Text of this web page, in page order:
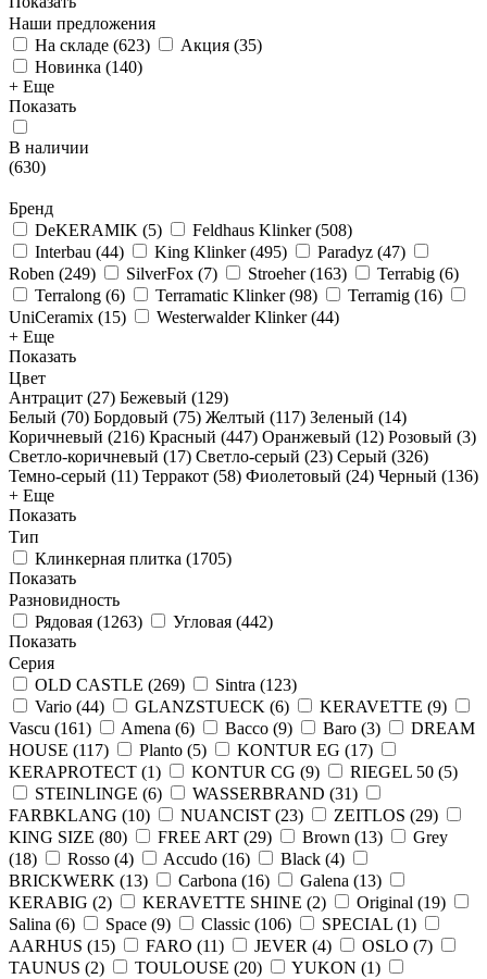
Наши предложения
На складе (623) Акция (35)
Новинка (140)
+ Еще
Показать
В наличии
(630)
Бренд
DeKERAMIK (5) Feldhaus Klinker(508)
Interbau (44) King Klinker(495) Paradyz (47)
Roben (249) SilverFox (7) Stroeher(163) Terrabig (6)
Terralong (6) Terramatic Klinker(98) Terramig (16)
UniCeramix (15) Westerwalder Klinker(44)
+ Еще
Показать
Цвет
Антрацит (27) Бежевый (129)
Белый (70) Бордовый (75) Желтый (117) Зеленый (14)
Коричневый (216) Красный (447) Оранжевый (12) Розовый (3)
Светло-коричневый (17) Светло-серый (23) Серый (326)
Темно-серый (11) Терракот (58) Фиолетовый (24) Черный (136)
+ Еще
Показать
Тип
Клинкерная плитка (1705)
Показать
Разновидность
Рядовая (1263) Угловая (442)
Показать
Серия
OLD CASTLE (269) Sintra (123)
Vario (44) GLANZSTUECK (6) KERAVETTE (9)
Vascu (161) Amena (6) Bacco (9) Baro (3)
DREAM
HOUSE (117) Planto (5) KONTUR EG (17)
KERAPROTECT (1) KONTUR СG (9) RIEGEL 50 (5)
STEINLINGE (6) WASSERBRAND (31)
FARBKLANG (10) NUANCIST (23) ZEITLOS (29)
KING SIZE (80) FREE ART (29) Brown (13)
Grey
(18) Rosso (4) Accudo (16) Black (4)
BRICKWERK (13) Carbona (16) Galena (13)
KERABIG (2) KERAVETTE SHINE (2) Original (19)
Salina (6) Space (9) Classic (106) SPECIAL (1)
AARHUS (15) FARO (11) JEVER (4) OSLO (7)
TAUNUS (2) TOULOUSE (20) YUKON (1)